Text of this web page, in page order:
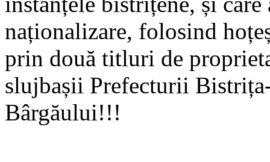
naționalizare, folosind
prin două titluri de
slujbașii Prefecturii
Bârgăului!!!